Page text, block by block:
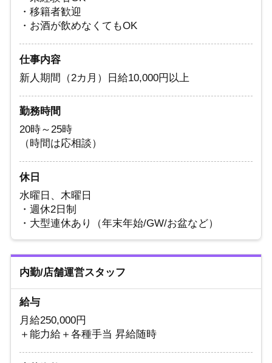
・移籍者歓迎
・お酒が飲めなくてもOK
仕事内容
新人期間（2カ月）日給10,000円以上
勤務時間
20時～25時
（時間は応相談）
休日
水曜日、木曜日
・週休2日制
・大型連休あり（年末年始/GW/お盆など）
内勤/店舗運営スタッフ
給与
月給250,000円
＋能力給＋各種手当 昇給随時